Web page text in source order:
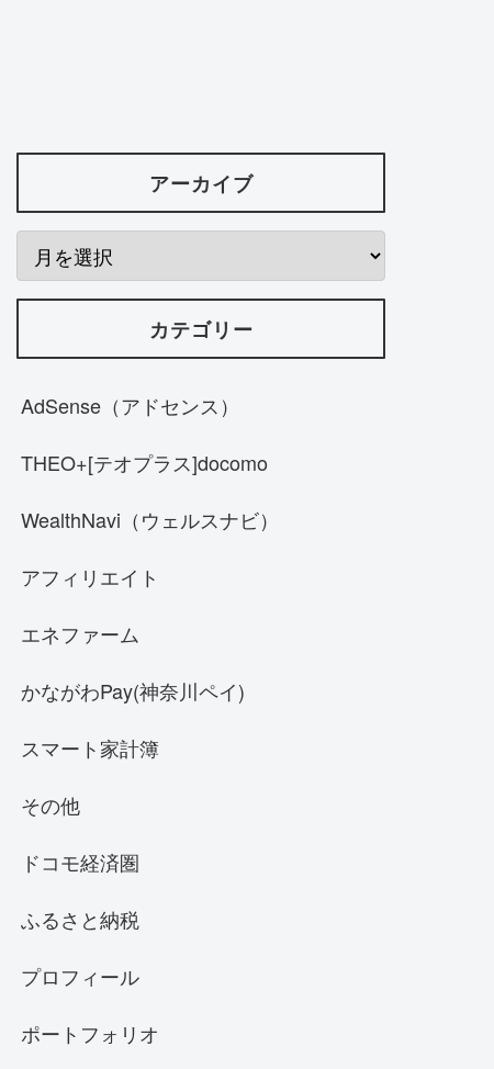
アーカイブ
カテゴリー
AdSense（アドセンス）
THEO+[テオプラス]docomo
WealthNavi（ウェルスナビ）
アフィリエイト
エネファーム
かながわPay(神奈川ペイ)
スマート家計簿
その他
ドコモ経済圏
ふるさと納税
プロフィール
ポートフォリオ